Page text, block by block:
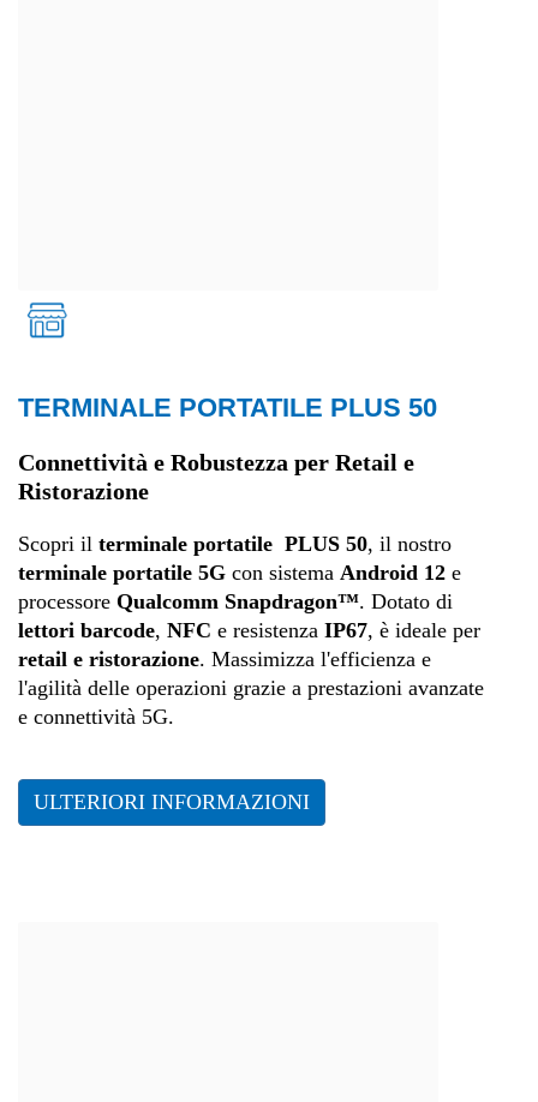
TERMINALE PORTATILE PLUS 50
Connettività e Robustezza per Retail e
Ristorazione
Scopri il terminale portatile PLUS 50, il nostro
terminale portatile 5G con sistema Android 12 e
processore Qualcomm Snapdragon™. Dotato di
lettori barcode, NFC e resistenza IP67, è ideale per
retail e ristorazione. Massimizza l'efficienza e
l'agilità delle operazioni grazie a prestazioni avanzate
e connettività 5G.
ULTERIORI INFORMAZIONI